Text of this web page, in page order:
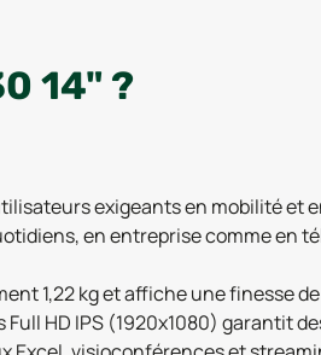
14" ?
exigeants en mobilité et
en entreprise comme en
1,22 kg et affiche une finesse de
HD IPS (1920x1080) garantit